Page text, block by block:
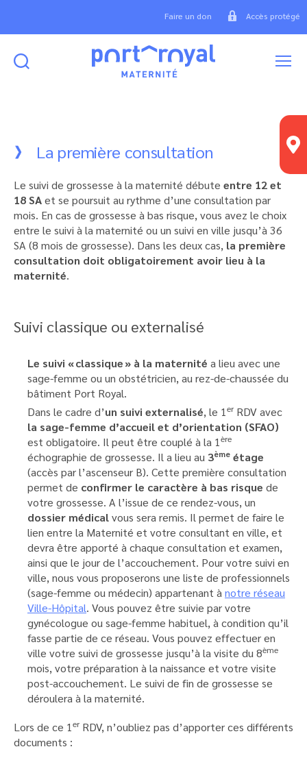
Faire un don Accès protégé
La première consultation
Le suivi de grossesse à la maternité débute entre 12 et
18 SAet se poursuit au rythme d’une consultation par
mois. En cas de grossesse à bas risque, vous avez le choix
entre le suivi à la maternité ou un suivi en ville jusqu’à 36
SA (8 mois de grossesse). Dans les deux cas, la première
consultation doit obligatoirement avoir lieu à la
maternité.
Suivi classique ou externalisé
Le suivi « classique » à la maternité a lieu avec une
sage-femme ou un obstétricien, au rez-de-chaussée du
bâtiment Port Royal.
Dans le cadre d’un suivi externalisé, le 1 er RDV avec
la sage-femme d’accueil et d’orientation (SFAO)
est obligatoire. Il peut être couplé à la 1 ère
échographie de grossesse. Il a lieu au 3ème étage
(accès par l’ascenseur B). Cette première consultation
permet de confirmer le caractère à bas risque de
votre grossesse. A l’issue de ce rendez-vous, un
dossier médicalvous sera remis. Il permet de faire le
lien entre la Maternité et votre consultant en ville, et
devra être apporté à chaque consultation et examen,
ainsi que le jour de l’accouchement. Pour votre suivi en
ville, nous vous proposerons une liste de professionnels
(sage-femme ou médecin) appartenant à notre réseau
Ville-Hôpital. Vous pouvez être suivie par votre
gynécologue ou sage-femme habituel, à condition qu’il
fasse partie de ce réseau. Vous pouvez effectuer en
ville votre suivi de grossesse jusqu’à la visite du 8ème
mois, votre préparation à la naissance et votre visite
post-accouchement. Le suivi de fin de grossesse se
déroulera à la maternité.
Lors de ce 1 er RDV, n’oubliez pas d’apporter ces différents
documents :